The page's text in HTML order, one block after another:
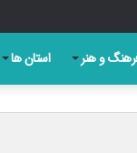
و هنر استان ها